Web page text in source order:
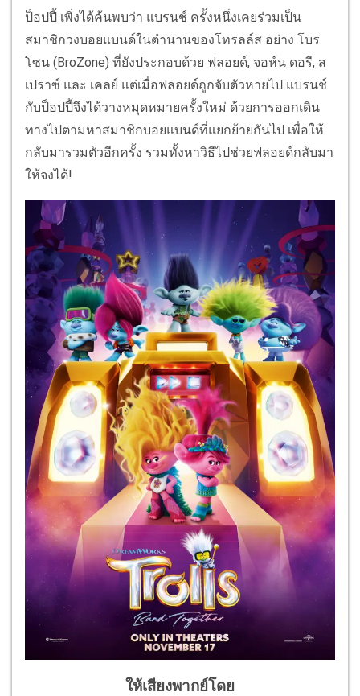
ป็อปปี้ เพิ่งได้ค้นพบว่า แบรนช์ ครั้งหนึ่งเคยร่วมเป็น
สมาชิกวงบอยแบนด์ในตำนานของโทรลล์ส อย่าง โบร
โซน (BroZone) ที่ยังประกอบด้วย ฟลอยด์, จอห์น ดอรี, ส
เปราซ์ และ เคลย์ แต่เมื่อฟลอยด์ถูกจับตัวหายไป แบรนช์
กับป็อปปี้จึงได้วางหมุดหมายครั้งใหม่ ด้วยการออกเดิน
ทางไปตามหาสมาชิกบอยแบนด์ที่แยกย้ายกันไป เพื่อให้
กลับมารวมตัวอีกครั้ง รวมทั้งหาวิธีไปช่วยฟลอยด์กลับมา
ให้จงได้!
ให้เสียงพากย์โดย